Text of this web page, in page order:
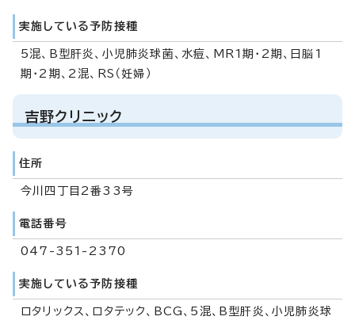
実施している予防接種
5混、B型肝炎、小児肺炎球菌、水痘、MR1期・2期、日脳1
期・2期、2混、RS（妊婦）
吉野クリニック
住所
今川四丁目2番33号
電話番号
047-351-2370
実施している予防接種
ロタリックス、ロタテック、BCG、5混、B型肝炎、小児肺炎球